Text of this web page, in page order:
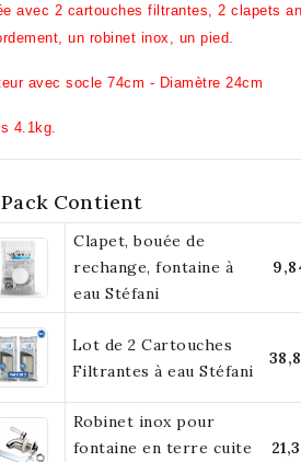
avec 2 cartouches filtrantes, 2 clapets
un robinet inox, un pied.
avec socle 74cm - Diamètre 24cm
4.1kg.
Pack Contient
Clapet, bouée de
rechange, fontaine à
eau Stéfani
Lot de 2 Cartouches
Filtrantes à eau Stéfani
Robinet inox pour
fontaine en terre cuite